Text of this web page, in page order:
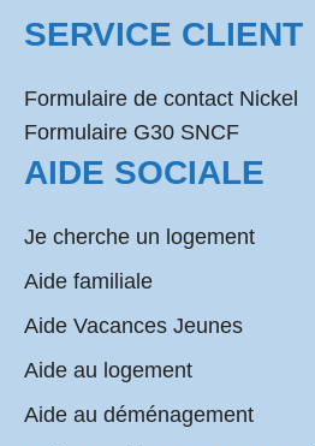
SERVICE CLIENT
Formulaire de contact Nickel
Formulaire G30 SNCF
AIDE SOCIALE
Je cherche un logement
Aide familiale
Aide Vacances Jeunes
Aide au logement
Aide au déménagement